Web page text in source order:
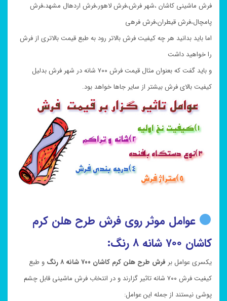
فرش ماشینی کاشان ،شهر فرش،فرش لاهور،فرش اردهال مشهد،فرش
پامچال،فرش قیطران،فرش فرهی
اما باید بدانید هر چه کیفیت فرش بالاتر رود به طبع قیمت بالاتری از فرش
را خواهید داشت
و باید گفت که بعنوان مثال قیمت فرش ۷۰۰ شانه در شهر فرش بدلیل
کیفیت بالای فرش بیشتر از سایر جاها خواهد بود.
عوامل موثر روی فرش طرح هلن کرم
کاشان ۷۰۰ شانه ۸ رنگ:
یکسری عوامل بر فرش طرح هلن کرم کاشان ۷۰۰ شانه ۸ رنگ
و طبع
کیفیت فرش ۷۰۰ شانه تاثیر گزارند و در انتخاب فرش ماشینی قابل چشم
پوشی نیستند از جمله این عوامل: